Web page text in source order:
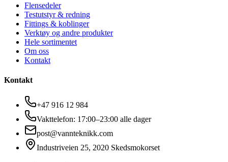
Flensedeler
Testutstyr & redning
Fittings & koblinger
Verktøy og andre produkter
Hele sortimentet
Om oss
Kontakt
Kontakt
+47 916 12 984
Vakttelefon: 17:00–23:00 alle dager
post@vannteknikk.com
Industriveien 25, 2020 Skedsmokorset